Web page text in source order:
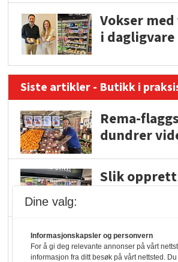
Vokser
i dagligvare
Siste artikler - Butikk i
Rema-
dundrer
Slik
Færre varer,
hyller
Dine valg:
Informasjonskapsler og personvern
For å gi deg relevante annonser på vårt
informasjon fra ditt besøk på vårt nettsted.